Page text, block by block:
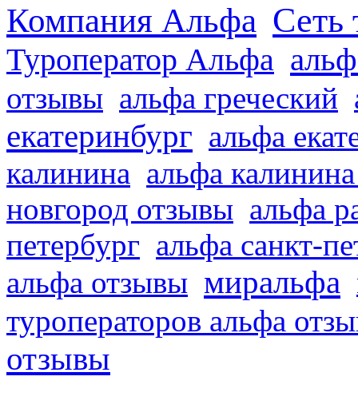
Компания Альфа Сеть
Туроператор Альфа
отзывы альфа греческий
екатеринбург альфа
калинина альфа
новгород отзывы альфа
петербург альфа санкт-
альфа отзывы миральфа
туроператоров альфа
отзывы